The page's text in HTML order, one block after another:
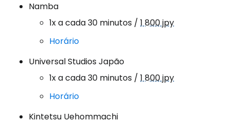
Namba
1x a cada 30 minutos / 1 800 jpy
Horário
Universal Studios Japão
1x a cada 30 minutos / 1 800 jpy
Horário
Kintetsu Uehommachi